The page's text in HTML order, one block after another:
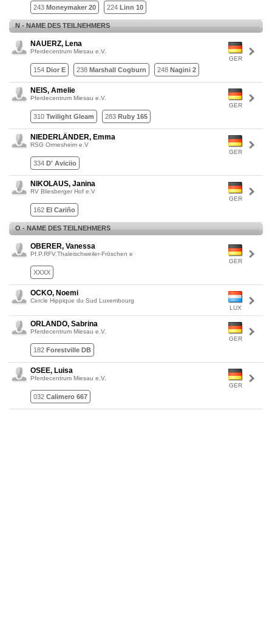
243 Moneymaker 20 224 Linn 10
N - NAME DES TEILNEHMERS
GER
NAUERZ, Lena
Pferdecentrum Miesau e.V.
154 Dior E 238 Marshall Cogburn 248 Nagini 2
GER
NEIS, Amelie
Pferdecentrum Miesau e.V.
310 Twilight Gleam 283 Ruby 165
GER
NIEDERLÄNDER, Emma
RSG Ormesheim e.V
334 D' Aviciio
GER
NIKOLAUS, Janina
RV Bliesberger Hof e.V
162 El Cariño
O - NAME DES TEILNEHMERS
GER
OBERER, Vanessa
Pf.P.RFV.Thaleischweiler-Fröschen e
XXXX
LUX
OCKO, Noemi
Cercle Hippique du Sud Luxembourg
GER
ORLANDO, Sabrina
Pferdecentrum Miesau e.V.
182 Forestville DB
GER
OSEE, Luisa
Pferdecentrum Miesau e.V.
032 Calimero 667